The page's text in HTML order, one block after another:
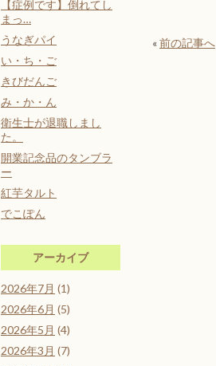
«前の記事へ
【症例です】倒れてし
まっ…
うなぎパイ
い・ち・ご
きびだんご
み・か・ん
衛生士が退職しまし
た。
開業記念品のタンブラ
ー
紅芋タルト
でこぽん
アーカイブ
2026年7月 (1)
2026年6月 (5)
2026年5月 (4)
2026年3月 (7)